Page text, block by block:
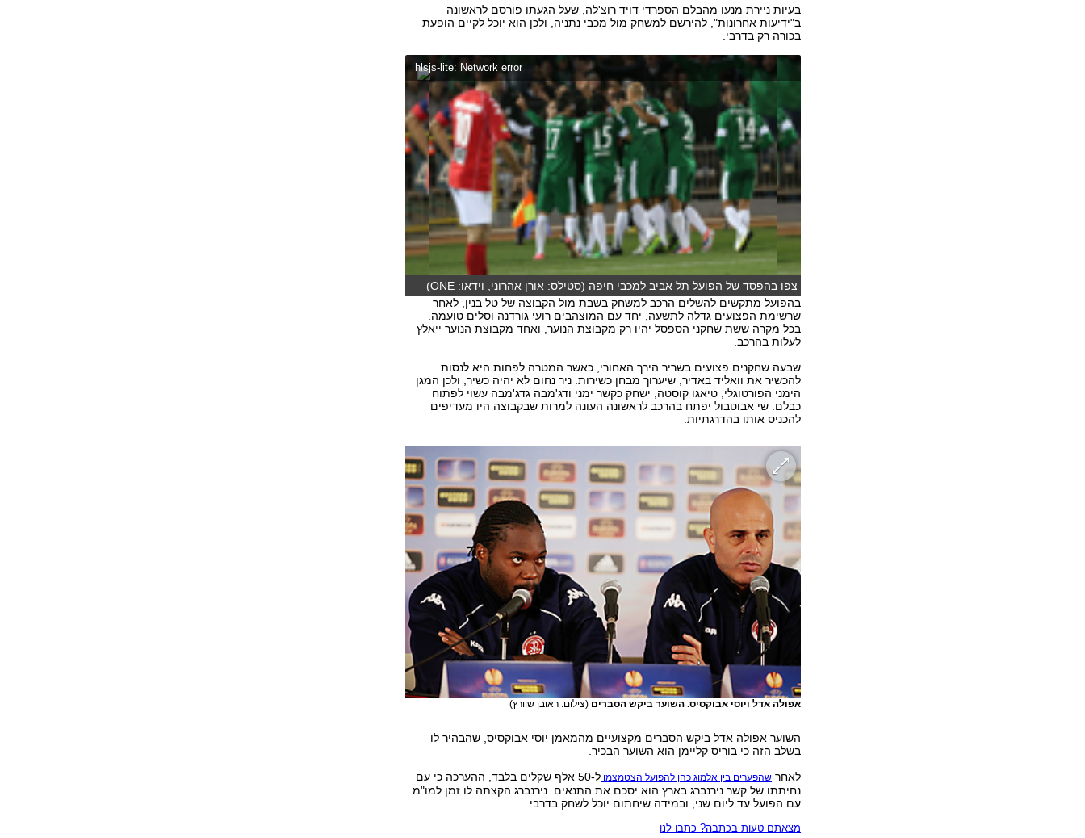
בעיות ניירת מנעו מהבלם הספרדי דויד רוצ'לה, שעל הגעתו פורסם לראשונה
ב"ידיעות אחרונות", להירשם למשחק מול מכבי נתניה, ולכן הוא יוכל לקיים הופעת
בכורה רק בדרבי.
hlsjs-lite: Network error
צפו בהפסד של הפועל תל אביב למכבי חיפה (סטילס: אורן אהרוני, וידאו: ONE)
בהפועל מתקשים להשלים הרכב למשחק בשבת מול הקבוצה של טל בנין, לאחר
שרשימת הפצועים גדלה לתשעה, יחד עם המוצהבים רועי גורדנה וסלים טועמה.
בכל מקרה ששת שחקני הספסל יהיו רק מקבוצת הנוער, ואחד מקבוצת הנוער ייאלץ
לעלות בהרכב.
שבעה שחקנים פצועים בשריר הירך האחורי, כאשר המטרה לפחות היא לנסות
להכשיר את וואליד באדיר, שיערוך מבחן כשירות. ניר נחום לא יהיה כשיר, ולכן המגן
הימני הפורטוגלי, טיאגו קוסטה, ישחק כקשר ימני ודג'מבה גדג'מבה עשוי לפתוח
כבלם. שי אבוטבול יפתח בהרכב לראשונה העונה למרות שבקבוצה היו מעדיפים
להכניס אותו בהדרגתיות.
אפולה אדל ויוסי אבוקסיס. השוער ביקש הסברים (צילום: ראובן שוורץ)
השוער אפולה אדל ביקש הסברים מקצועיים מהמאמן יוסי אבוקסיס, שהבהיר לו
בשלב הזה כי בוריס קליימן הוא השוער הבכיר.
לאחר שהפערים בין אלמוג כהן להפועל הצטמצמו
ל-50 אלף שקלים בלבד, ההערכה כי עם
נחיתתו של קשר נירנברג בארץ הוא יסכם את התנאים. נירנברג הקצתה לו זמן למו"מ
עם הפועל עד ליום שני, ובמידה שיחתום יוכל לשחק בדרבי.
מצאתם טעות בכתבה? כתבו לנו